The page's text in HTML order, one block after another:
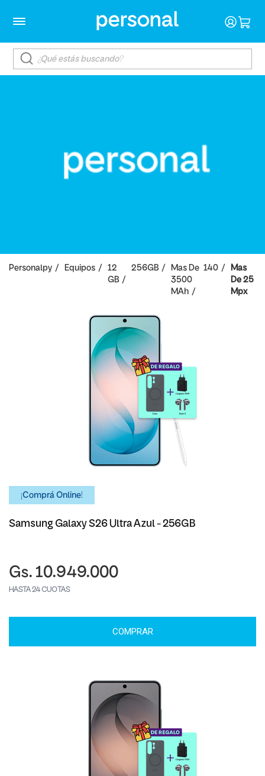
Personalpy Equipos
12
GB
256GB
Mas De
3500
MAh
140
Mas
De 25
Mpx
¡Comprá Online!
Samsung Galaxy S26 Ultra Azul - 256GB
Gs. 10.949.000
HASTA 24 CUOTAS
COMPRAR